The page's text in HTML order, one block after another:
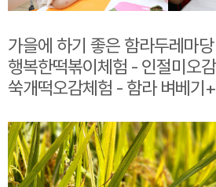
가을에 하기 좋은 함라두레마
행복한떡볶이체험 - 인절미오
쑥개떡오감체험 - 함라 벼베기